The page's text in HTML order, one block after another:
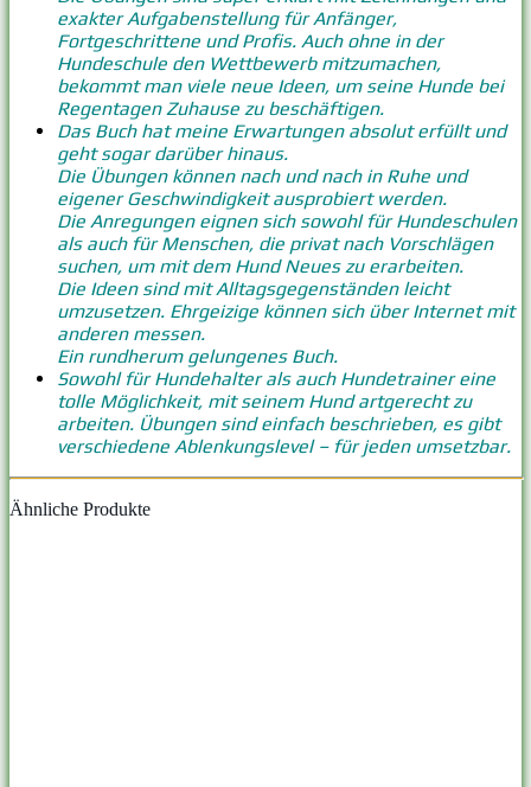
exakter Aufgabenstellung für Anfänger,
Fortgeschrittene und Profis. Auch ohne in der
Hundeschule den Wettbewerb mitzumachen,
bekommt man viele neue Ideen, um seine Hunde bei
Regentagen Zuhause zu beschäftigen.
Das Buch hat meine Erwartungen absolut erfüllt und
geht sogar darüber hinaus.
Die Übungen können nach und nach in Ruhe und
eigener Geschwindigkeit ausprobiert werden.
Die Anregungen eignen sich sowohl für Hundeschulen
als auch für Menschen, die privat nach Vorschlägen
suchen, um mit dem Hund Neues zu erarbeiten.
Die Ideen sind mit Alltagsgegenständen leicht
umzusetzen. Ehrgeizige können sich über Internet mit
anderen messen.
Ein rundherum gelungenes Buch.
Sowohl für Hundehalter als auch Hundetrainer eine
tolle Möglichkeit, mit seinem Hund artgerecht zu
arbeiten. Übungen sind einfach beschrieben, es gibt
verschiedene Ablenkungslevel – für jeden umsetzbar.
Ähnliche Produkte